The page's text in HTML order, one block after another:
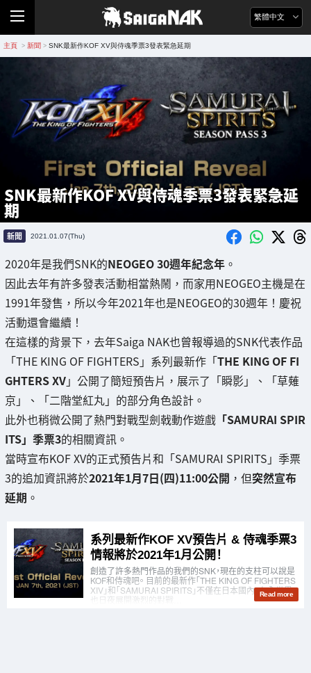
繁體中文
主頁 > 新聞 > SNK最新作KOF XV與侍魂季票3發表緊急延期
SNK最新作KOF XV與侍魂季票3發表緊急延
期
新聞 2021.01.07(Thu)
2020年是我們SNK的NEOGEO 30週年紀念年 。
因此去年有許多發表活動相當熱鬧，而家用NEOGEO主機是在
1991年發售，所以今年2021年也是NEOGEO的30週年！慶祝
活動還會繼續！
在這樣的背景下，去年Saiga NAK也曾報導過的SNK代表作品
「THE KING OF FIGHTERS」系列最新作「THE KING OF FI
GHTERS XV」公開了簡短預告片，展示了「瞬影」、「草薙
京」、「二階堂紅丸」的部分角色設計。
此外也稍微公開了熱門對戰型劍戟動作遊戲 「SAMURAI SPIR
ITS」季票3的相關資訊。
當時宣布KOF XV的正式預告片和「SAMURAI SPIRITS」季票
3的追加資訊將於2021年1月7日(四)11:00公開 ，但突然宣布
延期 。